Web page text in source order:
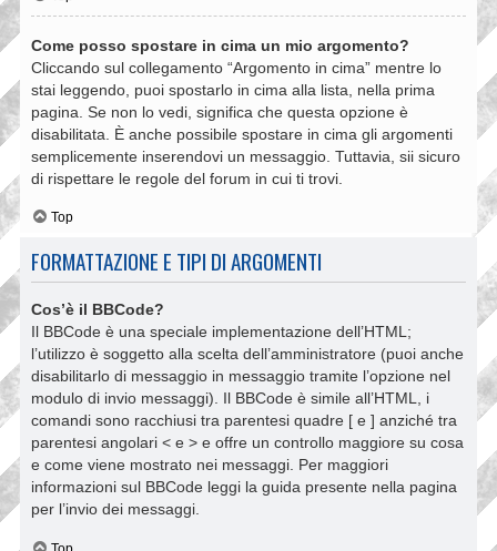
Come posso spostare in cima un mio argomento?
Cliccando sul collegamento “Argomento in cima” mentre lo
stai leggendo, puoi spostarlo in cima alla lista, nella prima
pagina. Se non lo vedi, significa che questa opzione è
disabilitata. È anche possibile spostare in cima gli argomenti
semplicemente inserendovi un messaggio. Tuttavia, sii sicuro
di rispettare le regole del forum in cui ti trovi.
Top
FORMATTAZIONE E TIPI DI ARGOMENTI
Cos’è il BBCode?
Il BBCode è una speciale implementazione dell’HTML;
l’utilizzo è soggetto alla scelta dell’amministratore (puoi anche
disabilitarlo di messaggio in messaggio tramite l’opzione nel
modulo di invio messaggi). Il BBCode è simile all’HTML, i
comandi sono racchiusi tra parentesi quadre [ e ] anziché tra
parentesi angolari < e > e offre un controllo maggiore su cosa
e come viene mostrato nei messaggi. Per maggiori
informazioni sul BBCode leggi la guida presente nella pagina
per l’invio dei messaggi.